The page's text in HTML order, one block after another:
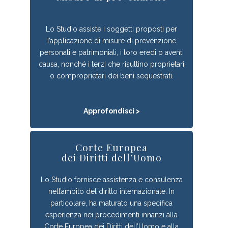
Lo Studio assiste i soggetti proposti per
l’applicazione di misure di prevenzione
personali e patrimoniali, i loro eredi o aventi
causa, nonché i terzi che risultino proprietari
o comproprietari dei beni sequestrati.
Approfondisci >
Corte Europea
dei Diritti dell’Uomo
Lo Studio fornisce assistenza e consulenza
nell’ambito del diritto internazionale. In
particolare, ha maturato una specifica
esperienza nei procedimenti innanzi alla